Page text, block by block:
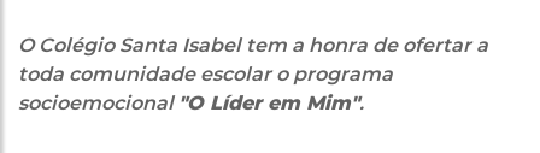
O Colégio Santa Isabel tem a honra de ofertar a
toda comunidade escolar o programa
socioemocional "O Líder em Mim".